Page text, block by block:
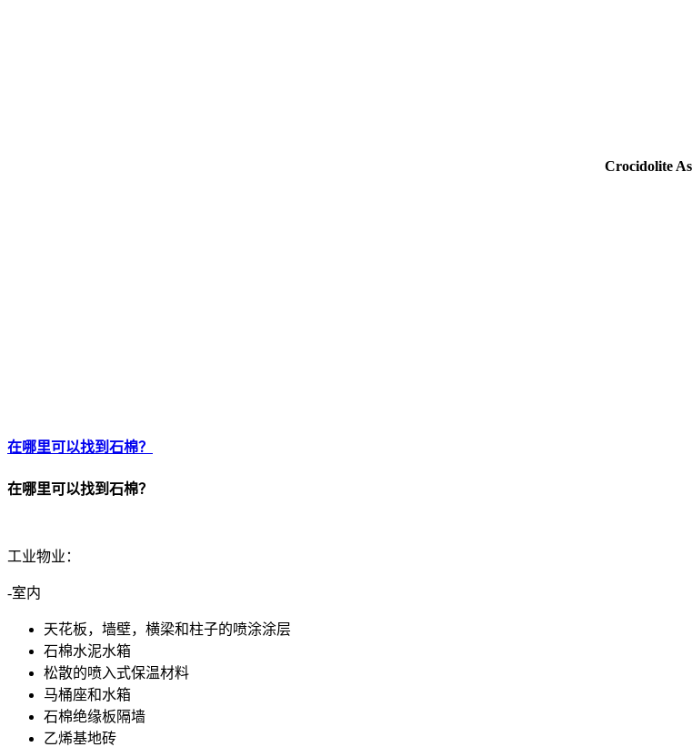
Crocidolite
在哪里可以找到石棉？
在哪里可以找到石棉？
工业物业：
-室内
天花板，墙壁，横梁和柱子的喷涂涂层
石棉水泥水箱
松散的喷入式保温材料
马桶座和水箱
石棉绝缘板隔墙
乙烯基地砖